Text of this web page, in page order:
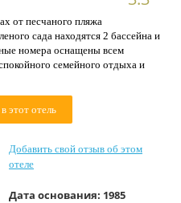
от песчаного пляжа
сада находятся 2 бассейна и
номера оснащены всем
семейного отдыха и
этот отель
Добавить свой отзыв об этом
отеле
Дата основания: 1985